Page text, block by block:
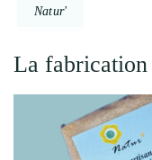
Natur'
La fabrication